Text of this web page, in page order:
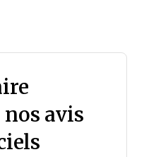
avis